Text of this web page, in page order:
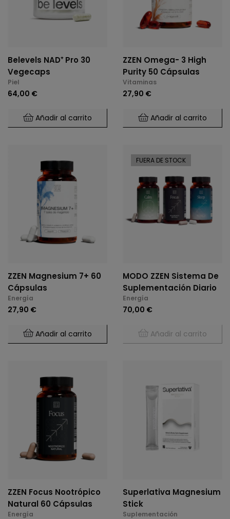
Belevels NAD⁺ Pro 30
Vegecaps
Piel
64,00 €
Añadir al carrito
ZZEN Omega- 3 High
Purity 50 Cápsulas
Vitaminas
27,90 €
Añadir al carrito
ZZEN Magnesium 7+ 60
Cápsulas
Energía
27,90 €
Añadir al carrito
FUERA DE STOCK
MODO ZZEN Sistema De
Suplementación Diario
Energía
70,00 €
Añadir al carrito
ZZEN Focus Nootrópico
Natural 60 Cápsulas
Energía
Superlativa Magnesium
Stick
Suplementación